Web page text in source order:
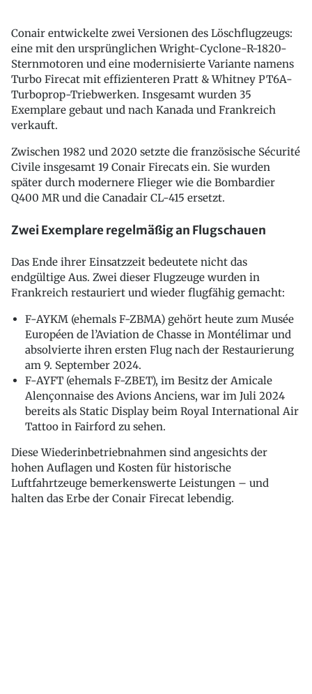
Conair entwickelte zwei Versionen des Löschflugzeugs:
eine mit den ursprünglichen Wright-Cyclone-R-1820-
Sternmotoren und eine modernisierte Variante namens
Turbo Firecat mit effizienteren Pratt & Whitney PT6A-
Turboprop-Triebwerken. Insgesamt wurden 35
Exemplare gebaut und nach Kanada und Frankreich
verkauft.
Zwischen 1982 und 2020 setzte die französische Sécurité
Civile insgesamt 19 Conair Firecats ein. Sie wurden
später durch modernere Flieger wie die Bombardier
Q400 MR und die Canadair CL-415 ersetzt.
Zwei Exemplare regelmäßig an Flugschauen
Das Ende ihrer Einsatzzeit bedeutete nicht das
endgültige Aus. Zwei dieser Flugzeuge wurden in
Frankreich restauriert und wieder flugfähig gemacht:
F-AYKM (ehemals F-ZBMA) gehört heute zum Musée
Européen de l’Aviation de Chasse in Montélimar und
absolvierte ihren ersten Flug nach der Restaurierung
am 9. September 2024.
F-AYFT (ehemals F-ZBET), im Besitz der Amicale
Alençonnaise des Avions Anciens, war im Juli 2024
bereits als Static Display beim Royal International Air
Tattoo in Fairford zu sehen.
Diese Wiederinbetriebnahmen sind angesichts der
hohen Auflagen und Kosten für historische
Luftfahrtzeuge bemerkenswerte Leistungen – und
halten das Erbe der Conair Firecat lebendig.